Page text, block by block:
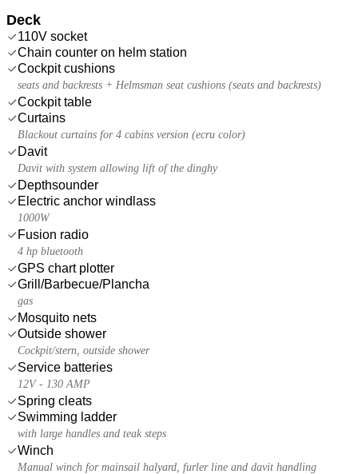
Deck
110V socket
Chain counter on helm station
Cockpit cushions
seats and backrests + Helmsman seat cushions (seats and backrests)
Cockpit table
Curtains
Blackout curtains for 4 cabins version (ecru color)
Davit
Davit with system allowing lift of the dinghy
Depthsounder
Electric anchor windlass
1000W
Fusion radio
4 hp bluetooth
GPS chart plotter
Grill/Barbecue/Plancha
gas
Mosquito nets
Outside shower
Cockpit/stern, outside shower
Service batteries
12V - 130 AMP
Spring cleats
Swimming ladder
with large handles and teak steps
Winch
Manual winch for mainsail halyard, furler line and davit handling